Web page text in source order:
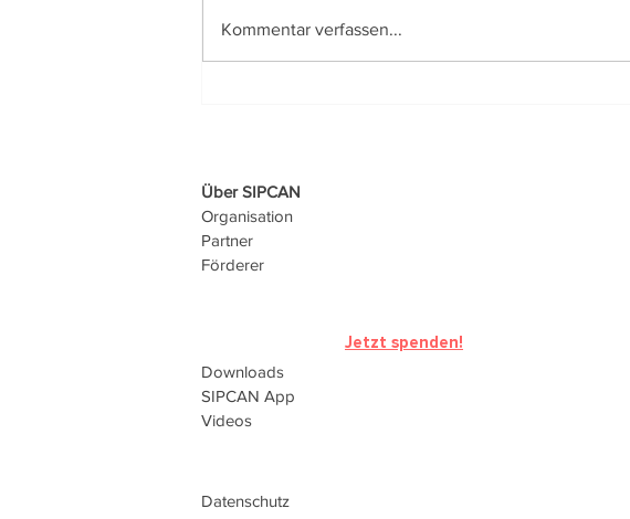
Kommentar verfassen...
Über SIPCAN
Organisation
Partner
Förderer
Jetzt spenden!
Downloads
SIPCAN App
Videos
Datenschutz